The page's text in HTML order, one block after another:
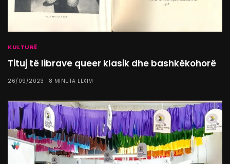
KULTURË
Tituj të librave queer klasik dhe bashkëkohorë
26/09/2023 8 MINUTA LEXIM